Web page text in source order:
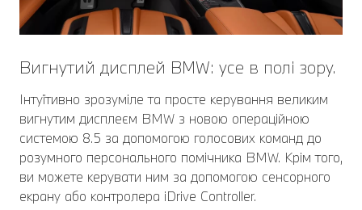
Вигнутий дисплей BMW: усе в полі зору.
Інтуїтивно зрозуміле та просте керування великим
вигнутим дисплеєм BMW з новою операційною
системою 8.5 за допомогою голосових команд до
розумного персонального помічника BMW. Крім того,
ви можете керувати ним за допомогою сенсорного
екрану або контролера iDrive Controller.